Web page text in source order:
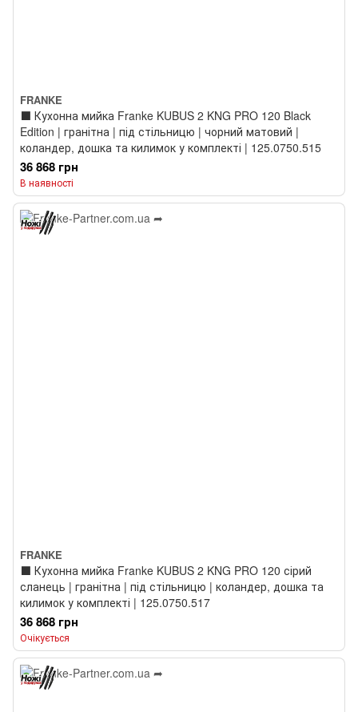
FRANKE
⬛️ Кухонна мийка Franke KUBUS 2 KNG PRO 120 Black
Edition | гранітна | під стільницю | чорний матовий |
коландер, дошка та килимок у комплекті | 125.0750.515
36 868 грн
В наявності
FRANKE
⬛️ Кухонна мийка Franke KUBUS 2 KNG PRO 120 сірий
сланець | гранітна | під стільницю | коландер, дошка та
килимок у комплекті | 125.0750.517
36 868 грн
Очікується